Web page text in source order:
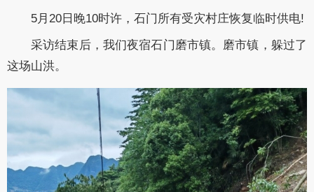
5月20日晚10时许，石门所有受灾村庄恢复临时供电!
采访结束后，我们夜宿石门磨市镇。磨市镇，躲过了
这场山洪。